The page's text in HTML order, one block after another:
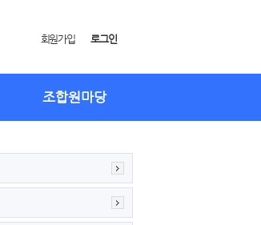
회원가입 로그인
조합원마당